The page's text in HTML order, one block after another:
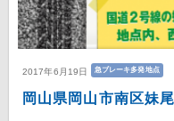
2017年6月19日 急ブレーキ多発地点
岡山県岡山市南区妹